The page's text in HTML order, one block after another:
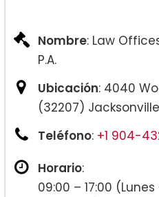
Nombre: Law
P.A.
Ubicación: 4040
(32207) Jacksonville
Teléfono: +1 904-
Horario:
09:00 – 17:00